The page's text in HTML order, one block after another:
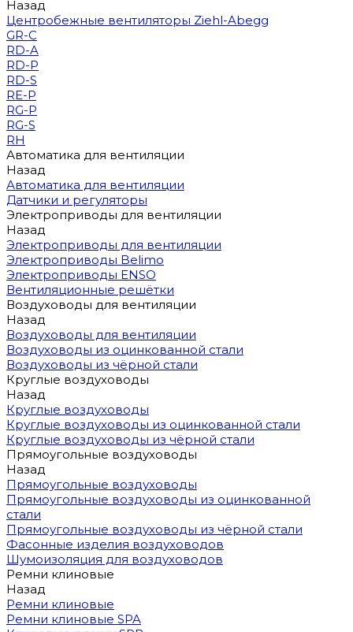
Назад
Центробежные вентиляторы Ziehl-Abegg
GR-C
RD-A
RD-P
RD-S
RE-P
RG-P
RG-S
RH
Автоматика для вентиляции
Назад
Автоматика для вентиляции
Датчики и регуляторы
Электроприводы для вентиляции
Назад
Электроприводы для вентиляции
Электроприводы Belimo
Электроприводы ENSO
Вентиляционные решётки
Воздуховоды для вентиляции
Назад
Воздуховоды для вентиляции
Воздуховоды из оцинкованной стали
Воздуховоды из чёрной стали
Круглые воздуховоды
Назад
Круглые воздуховоды
Круглые воздуховоды из оцинкованной стали
Круглые воздуховоды из чёрной стали
Прямоугольные воздуховоды
Назад
Прямоугольные воздуховоды
Прямоугольные воздуховоды из оцинкованной
стали
Прямоугольные воздуховоды из чёрной стали
Фасонные изделия воздуховодов
Шумоизоляция для воздуховодов
Ремни клиновые
Назад
Ремни клиновые
Ремни клиновые SPA